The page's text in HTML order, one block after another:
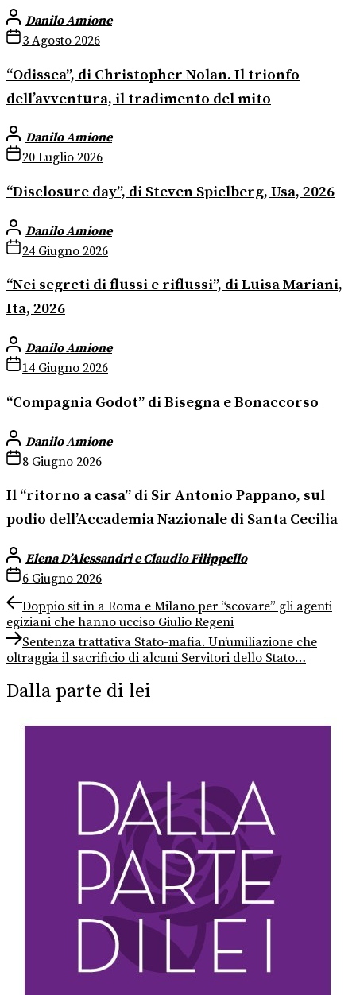
Danilo Amione
3 Agosto 2026
“Odissea”, di Christopher Nolan. Il trionfo
dell’avventura, il tradimento del mito
Danilo Amione
20 Luglio 2026
“Disclosure day”, di Steven Spielberg, Usa, 2026
Danilo Amione
24 Giugno 2026
“Nei segreti di flussi e riflussi”, di Luisa Mariani,
Ita, 2026
Danilo Amione
14 Giugno 2026
“Compagnia Godot” di Bisegna e Bonaccorso
Danilo Amione
8 Giugno 2026
Il “ritorno a casa” di Sir Antonio Pappano, sul
podio dell’Accademia Nazionale di Santa Cecilia
Elena D’Alessandri e Claudio Filippello
6 Giugno 2026
Navigazione
articoli
Previous
post:
Doppio sit in a Roma e Milano per “scovare” gli agenti
egiziani che hanno ucciso Giulio Regeni
Next
post:
Sentenza trattativa Stato-mafia. Un’umiliazione che
oltraggia il sacrificio di alcuni Servitori dello Stato…
Dalla parte di lei